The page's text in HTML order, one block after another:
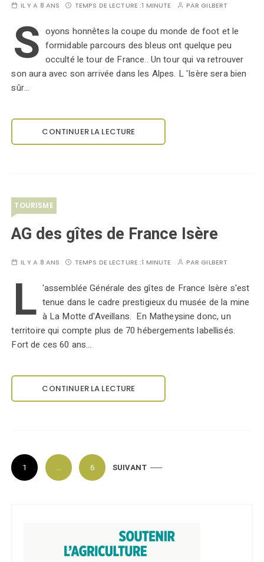
IL Y A 8 ANS TEMPS DE LECTURE :1 MINUTE PARGILBERT
S oyons honnêtes la coupe du monde de foot et le
formidable parcours des bleus ont quelque peu
occulté le tour de France.. Un tour qui va retrouver
son aura avec son arrivée dans les Alpes. L 'Isère sera bien
sûr…
CONTINUER LA LECTURE
TOURISME
AG des gîtes de France Isère
IL Y A 8 ANS TEMPS DE LECTURE :1 MINUTE PARGILBERT
L 'assemblée Générale des gîtes de France Isère s'est
tenue dans le cadre prestigieux du musée de la mine
à La Motte d'Aveillans. En Matheysine donc, un
territoire qui compte plus de 70 hébergements labellisés.
Fort de ces 60 ans…
CONTINUER LA LECTURE
P
a 1 … 6 SUIVANT